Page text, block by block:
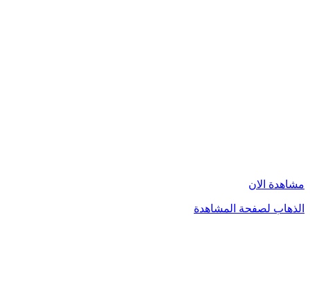
مشاهدة الان
الذهاب لصفحة المشاهدة